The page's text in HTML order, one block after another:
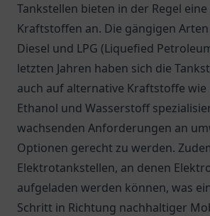
Tankstellen bieten in der Regel
Kraftstoffen an. Die gängigen
Diesel und LPG (Liquefied
letzten Jahren haben sich die
auch auf alternative Kraftstoffe wie
Ethanol und Wasserstoff
wachsenden Anforderungen an
Optionen gerecht zu werden.
Elektrotankstellen, an denen
aufgeladen werden können, was
Schritt in Richtung nachhaltiger